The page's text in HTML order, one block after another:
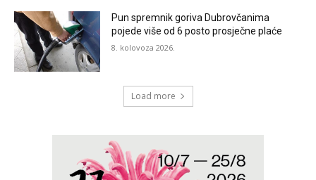
Pun spremnik goriva Dubrovčanima
pojede više od 6 posto prosječne plaće
8. kolovoza 2026.
Load more